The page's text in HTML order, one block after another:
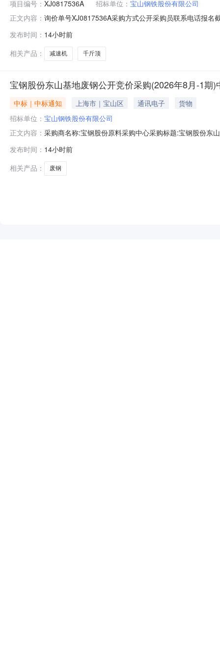
项目编号： XJ0817536A 招标单位： 宝山钢铁股份有限公司
正文内容： 询价单号XJ0817536A采购方式公开采购员联系电话报
直径:55mm;齿轮精度等级:外齿轮6级,内齿轮7级;输入转
发布时间： 14小时前
相关产品：
减速机 千斤顶
宝钢股份东山基地废钢公开竞价采购(2026年8月-1期)
中标｜中标通知 上海市｜宝山区 通讯电子
货物
招标单位： 宝山钢铁股份有限公司
正文内容： 采购商名称:宝钢股份原料采购中心采购标题:宝钢股份东
发布时间： 14小时前
相关产品：
废钢